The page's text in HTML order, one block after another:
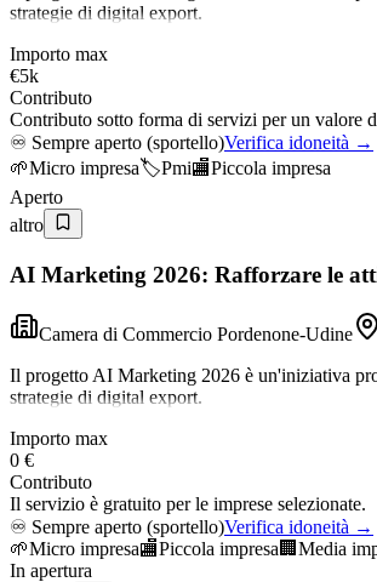
strategie di digital export.
Importo max
€5k
Contributo
Contributo sotto forma di servizi per un valore
♾️ Sempre aperto (sportello)Verifica idoneità →
🌱Micro impresa🏷️Pmi🏬Piccola impresa
Aperto
altro
AI Marketing 2026: Rafforzare le
Camera di Commercio Pordenone-Udine
Il progetto AI Marketing 2026 è un'iniziativa
strategie di digital export.
Importo max
0 €
Contributo
Il servizio è gratuito per le imprese selezionate.
♾️ Sempre aperto (sportello)Verifica idoneità →
🌱Micro impresa🏬Piccola impresa 🏢 Media
In apertura